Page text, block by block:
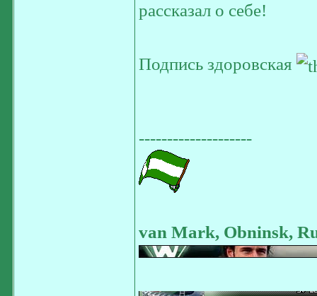
рассказал о себе!
Подпись здоровская
--------------------
van Mark, Obninsk,